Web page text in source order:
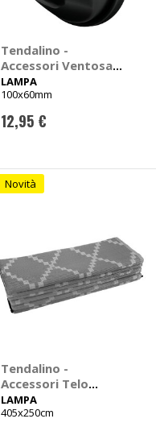
Tendalino -
Accessori Ventosa
per ancoraggio con
uncino - LAMPA
LAMPA
100x60mm
12,95 €
Novità
Tendalino -
Accessori Telo
multiuso per
veranda e
LAMPA
405x250cm